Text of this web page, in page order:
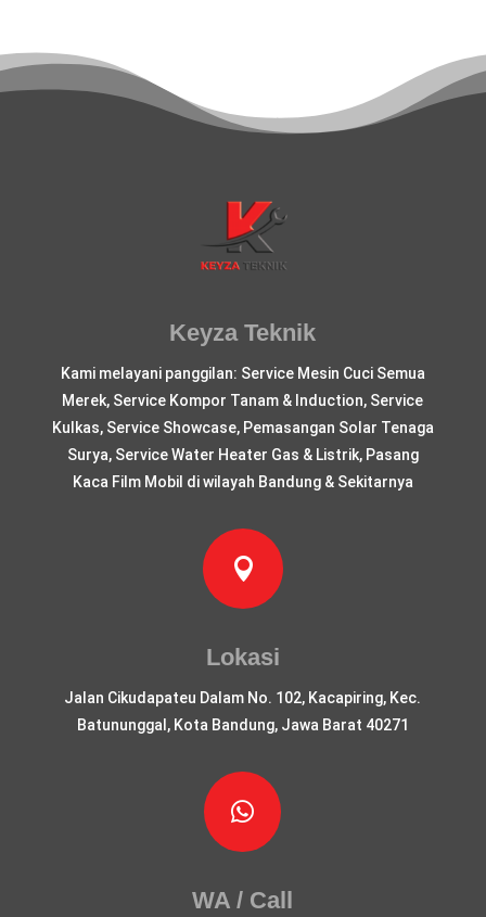
Keyza Teknik
Kami melayani panggilan: Service Mesin Cuci Semua
Merek, Service Kompor Tanam & Induction, Service
Kulkas, Service Showcase, Pemasangan Solar Tenaga
Surya, Service Water Heater Gas & Listrik, Pasang
Kaca Film Mobil di wilayah Bandung & Sekitarnya

Lokasi
Jalan Cikudapateu Dalam No. 102, Kacapiring, Kec.
Batununggal, Kota Bandung, Jawa Barat 40271

WA / Call